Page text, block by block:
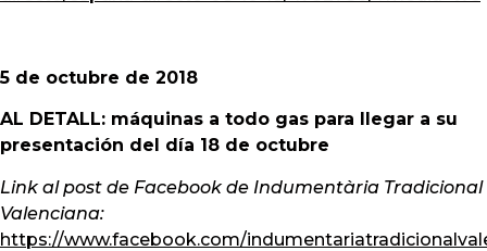
5 de octubre de 2018
AL DETALL: máquinas a todo gas para llegar a su
presentación del día 18 de octubre
Link al post de Facebook de Indumentària Tradicional
Valenciana:
https://www.facebook.com/